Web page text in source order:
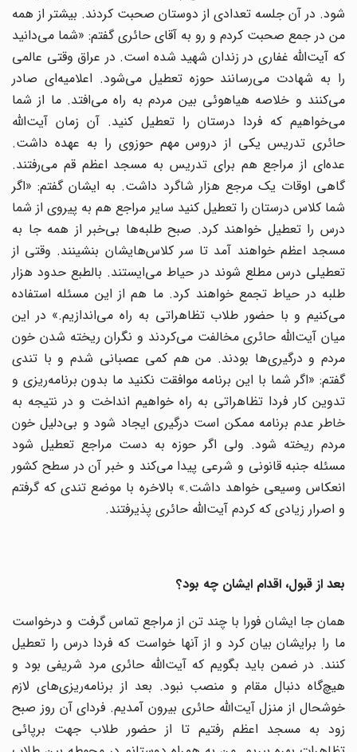
شود. در آن جلسه تعدادی از دوستان صحبت کردند. بیشتر از همه
من در جمع صحبت کردم و رو به آقای حائری گفتم: «شما می‌دانید
که آیت‌الله غفاری در زندان شهید شده است. در عراق وقتی عالمی
را به شهادت می‌رسانند حوزه تعطیل می‌شود. اعلامیه‌ای صادر
می‌کنند و خلاصه هیاهوئی بین مردم به راه می‌افتد. ما از شما
می‌خواهیم که فردا درستان را تعطیل کنید. آن زمان آیت‌الله
حائری تدریس یکی از دروس مهم حوزوی را به عهده داشت.
عده‌ای از مراجع هم برای تدریس به مسجد اعظم قم می‌رفتند.
گاهی اوقات یک مرجع هزار شاگرد داشت. به ایشان گفتم: «اگر
شما کلاس درستان را تعطیل کنید سایر مراجع هم به پیروی از شما
درس را تعطیل خواهند کرد. صبح طلبه‌ها بی‌خبر از همه جا به
مسجد اعظم خواهند آمد تا سر کلاس‌هایشان بنشینند. وقتی از
تعطیلی درس مطلع شوند در حیاط می‌ایستند. بالطبع حدود هزار
طلبه در حیاط تجمع خواهند کرد. ما هم از این مسئله استفاده
می‌کنیم و با حضور طلاب تظاهراتی به راه می‌اندازیم.» در این
میان آیت‌الله حائری مخالفت می‌کردند و نگران ریخته شدن خون
مردم و درگیری‌ها بودند. من هم کمی عصبانی شدم و با تندی
گفتم: «اگر شما با این برنامه موافقت نکنید ما بدون برنامه‌ریزی و
تدوین کار فردا تظاهراتی به راه خواهیم انداخت و در نتیجه به
خاطر عدم برنامه ممکن است درگیری ایجاد شود و بی‌دلیل خون
مردم ریخته شود. ولی اگر حوزه به دست مراجع تعطیل شود
مسئله جنبه قانونی و شرعی پیدا می‌کند و خبر آن در سطح کشور
انعکاس وسیعی خواهد داشت.» بالاخره با موضع تندی که گرفتم
و اصرار زیادی که کردم آیت‌الله حائری پذیرفتند.
بعد از قبول، اقدام ایشان چه بود؟
همان جا ایشان فورا با چند تن از مراجع تماس گرفت و درخواست
ما را برایشان بیان کرد و از آنها خواست که فردا درس را تعطیل
کنند. در ضمن باید بگویم که آیت‌الله حائری مرد شریفی بود و
هیچ‌گاه دنبال مقام و منصب نبود. بعد از برنامه‌ریزی‌های لازم
خوشحال از منزل آیت‌الله حائری بیرون آمدیم. فردای آن روز صبح
زود به مسجد اعظم رفتیم تا از حضور طلاب جهت برپائی